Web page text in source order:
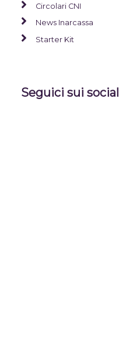
Circolari CNI
News Inarcassa
Starter Kit
Seguici sui social